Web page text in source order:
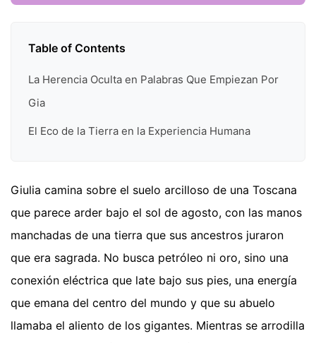
Table of Contents
La Herencia Oculta en Palabras Que Empiezan Por
Gia
El Eco de la Tierra en la Experiencia Humana
Giulia camina sobre el suelo arcilloso de una Toscana
que parece arder bajo el sol de agosto, con las manos
manchadas de una tierra que sus ancestros juraron
que era sagrada. No busca petróleo ni oro, sino una
conexión eléctrica que late bajo sus pies, una energía
que emana del centro del mundo y que su abuelo
llamaba el aliento de los gigantes. Mientras se arrodilla